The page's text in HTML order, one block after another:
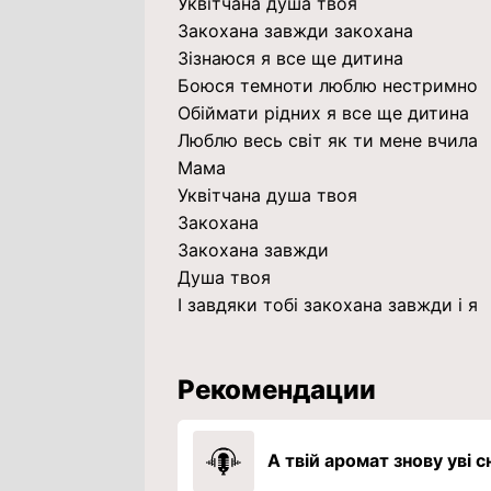
Закохана завжди закохана
Зізнаюся я все ще дитина
Боюся темноти люблю нестримно
Обіймати рідних я все ще дитина
Люблю весь світ як ти мене вчила
Мама
Уквітчана душа твоя
Закохана
Закохана завжди
Душа твоя
І завдяки тобі закохана завжди і я
Рекомендации
А твій аромат знову увi